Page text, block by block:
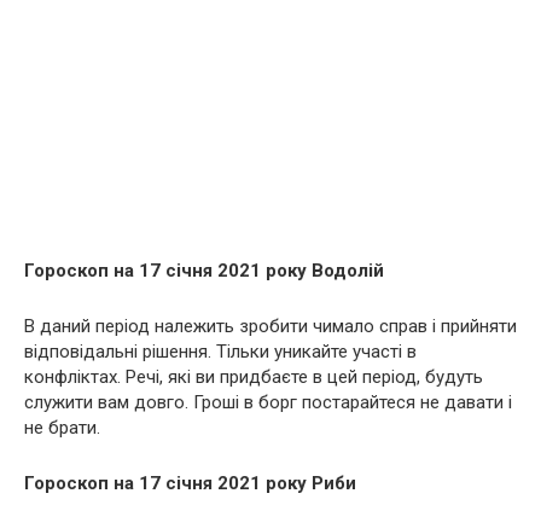
Гороскоп на 17 січня 2021 року Водолій
В даний період належить зробити чимало справ і прийняти
відповідальні рішення. Тільки уникайте участі в
конфліктах. Речі, які ви придбаєте в цей період, будуть
служити вам довго. Гроші в борг постарайтеся не давати і
не брати.
Гороскоп на 17 січня 2021 року Риби